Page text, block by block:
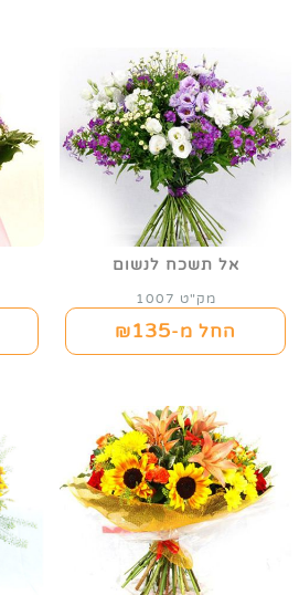
אל תשכח לנשום
מק"ט 1007
החל מ-₪135